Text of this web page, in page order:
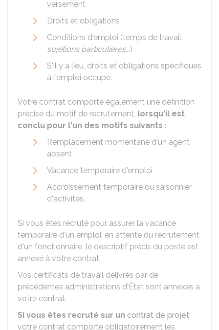
versement
Droits et obligations
Conditions d'emploi (temps de travail,
sujétions particulières...)
S'il y a lieu, droits et obligations spécifiques
à l'emploi occupé.
Votre contrat comporte également une définition
précise du motif de recrutement, lorsqu'il est
conclu pour l'un des motifs suivants :
Remplacement momentané d'un agent
absent
Vacance temporaire d'emploi
Accroissement temporaire ou saisonnier
d'activités.
Si vous êtes recruté pour assurer la vacance
temporaire d'un emploi, en attente du recrutement
d'un fonctionnaire, le descriptif précis du poste est
annexé à votre contrat.
Vos certificats de travail délivrés par de
précédentes administrations d'État sont annexés à
votre contrat.
Si vous êtes recruté sur un contrat de projet,
votre contrat comporte obligatoirement les